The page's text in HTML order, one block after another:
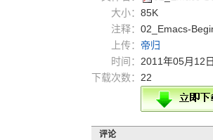
大小： 85K
注释： 02_Emacs-
上传： 帝归
时间： 2011年05月12
下载次数： 22
评论